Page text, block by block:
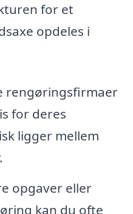
for et
opdeles i
rengøringsfirmaer
for deres
ligger mellem
opgaver eller
kan du ofte